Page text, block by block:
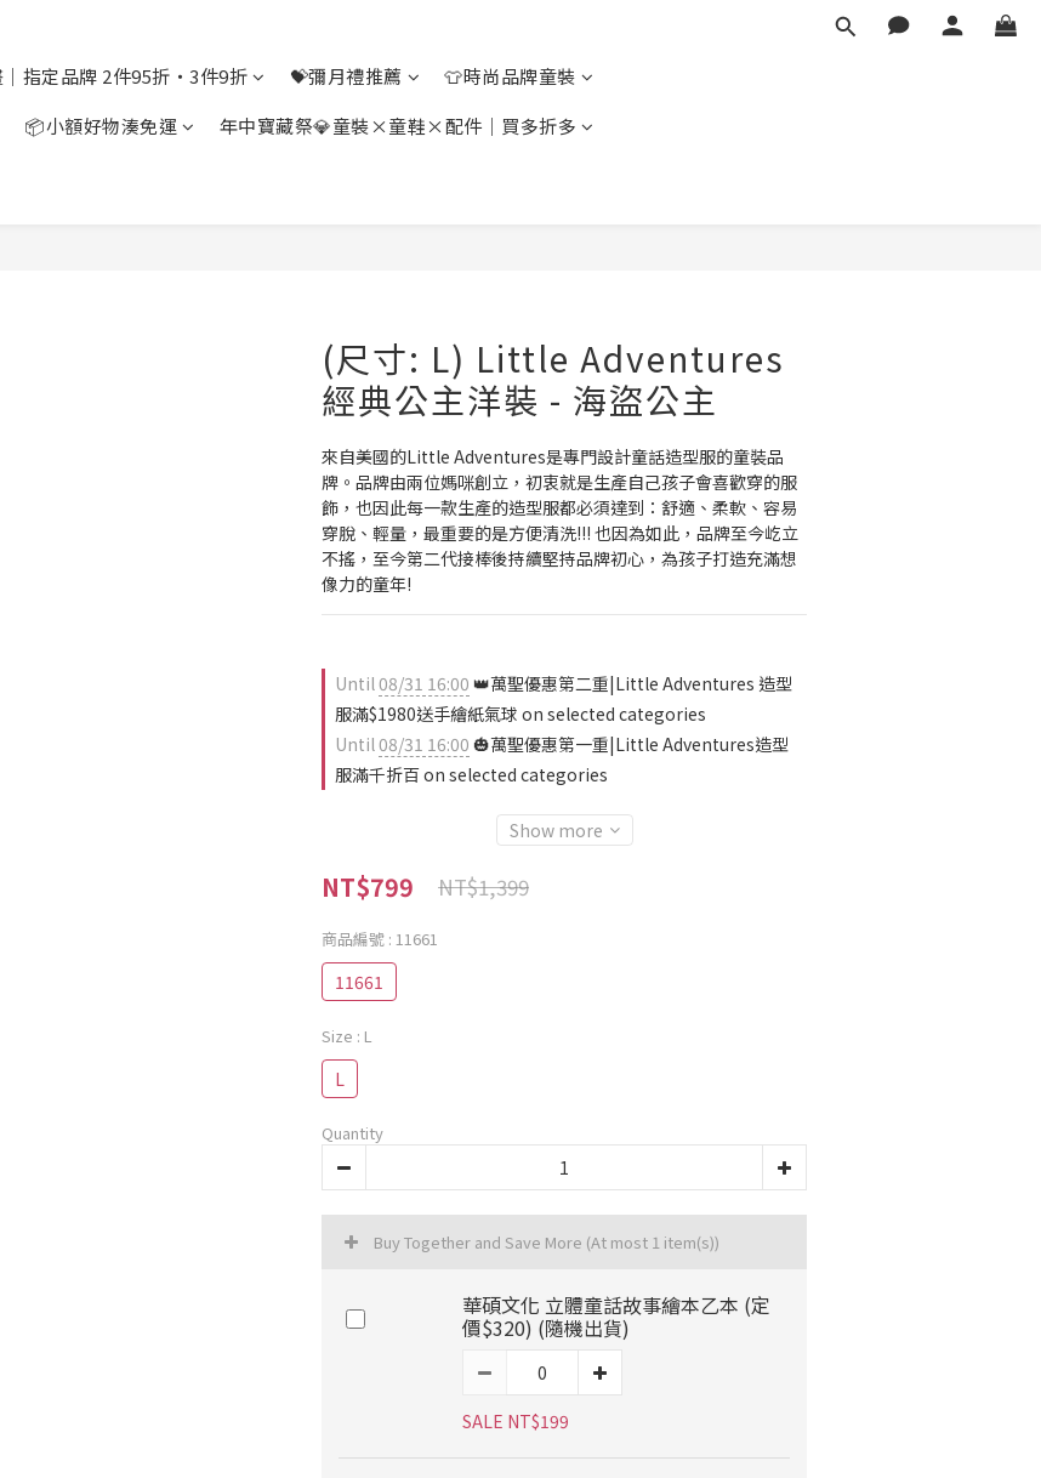
指定品牌 2件95折・3件9折 💝彌月禮推薦
👕時尚品牌童裝
📦小額好物湊免運
年中寶藏祭💎童裝×童鞋×配件｜買多折多
(尺寸: L) Little Adventures
經典公主洋裝 - 海盜公主
來自美國的Little Adventures是專門設計童話造型服的童裝品
牌。品牌由兩位媽咪創立，初衷就是生產自己孩子會喜歡穿的服
飾，也因此每一款生產的造型服都必須達到：舒適、柔軟、容易
穿脫、輕量，最重要的是方便清洗!!! 也因為如此，品牌至今屹立
不搖，至今第二代接棒後持續堅持品牌初心，為孩子打造充滿想
像力的童年!
Until08/31 16:00 👑萬聖優惠第二重|Little Adventures 造型
服滿$1980送手繪紙氣球 on selected categories
Until08/31 16:00 🎃萬聖優惠第一重|Little Adventures造型
服滿千折百 on selected categories
Show more
NT$799 NT$1,399
商品編號 : 11661
11661
Size : L
L
Quantity
Buy Together and Save More (At most 1 item(s))
華碩文化 立體童話故事繪本乙本 (定
價$320) (隨機出貨)
SALE NT$199